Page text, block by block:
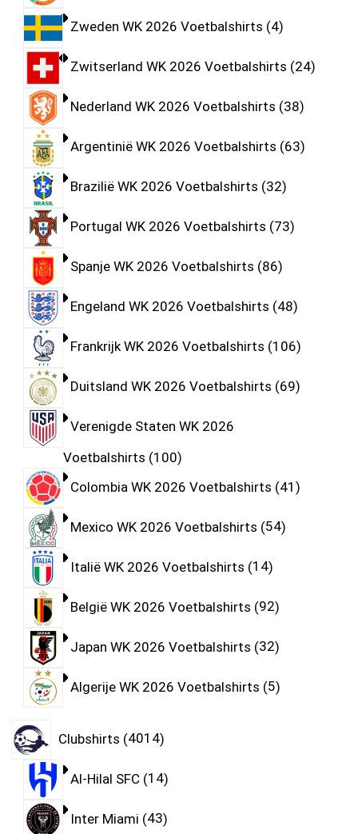
Zweden WK 2026 Voetbalshirts 4
Zwitserland WK 2026 Voetbalshirts 24
Nederland WK 2026 Voetbalshirts 38
Argentinië WK 2026 Voetbalshirts 63
Brazilië WK 2026 Voetbalshirts 32
Portugal WK 2026 Voetbalshirts 73
Spanje WK 2026 Voetbalshirts 86
Engeland WK 2026 Voetbalshirts 48
Frankrijk WK 2026 Voetbalshirts 106
Duitsland WK 2026 Voetbalshirts 69
Verenigde Staten WK 2026
Voetbalshirts 100
Colombia WK 2026 Voetbalshirts 41
Mexico WK 2026 Voetbalshirts 54
Italië WK 2026 Voetbalshirts 14
België WK 2026 Voetbalshirts 92
Japan WK 2026 Voetbalshirts 32
Algerije WK 2026 Voetbalshirts 5
Clubshirts 4014
Al-Hilal SFC 14
Inter Miami 43